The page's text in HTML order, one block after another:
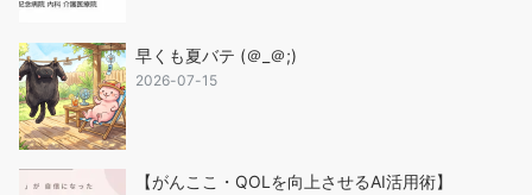
早くも夏バテ (＠_＠;)
2026-07-15
【がんここ・QOLを向上させるAI活用術】